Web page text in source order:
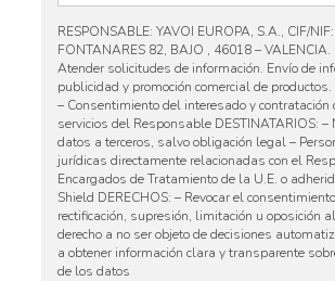
RESPONSABLE: YAVOI EUROPA, S.A., CIF/
FONTANARES 82, BAJO , 46018 –
Atender solicitudes de información. Envío de
publicidad y promoción comercial de productos.
– Consentimiento del interesado y contratación
servicios del Responsable DESTINATARIOS: –
datos a terceros, salvo obligación legal –
jurídicas directamente relacionadas con el
Encargados de Tratamiento de la U.E. o
Shield DERECHOS: – Revocar el
rectificación, supresión, limitación u oposición
derecho a no ser objeto de decisiones
a obtener información clara y transparente
de los datos